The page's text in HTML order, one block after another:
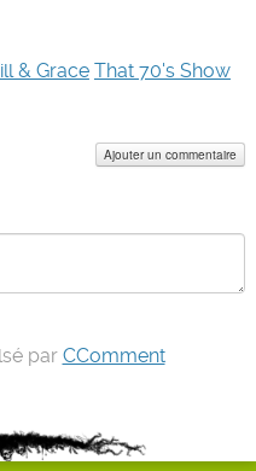
& Grace That 70's Show
Ajouter un commentaire
par CComment